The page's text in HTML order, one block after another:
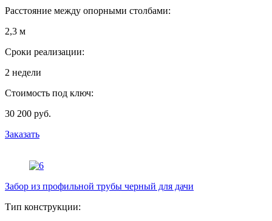
Расстояние между опорными столбами:
2,3 м
Сроки реализации:
2 недели
Стоимость под ключ:
30 200 руб.
Заказать
Забор из профильной трубы черный для дачи
Тип конструкции: